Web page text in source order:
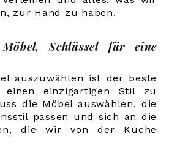
zur Hand zu haben.
Schlüssel für eine
auszuwählen ist der beste
einen einzigartigen Stil zu
die Möbel auswählen, die
passen und sich an die
die wir von der Küche